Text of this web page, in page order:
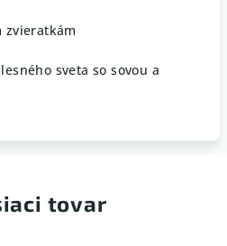
zvieratkám
sveta so sovou a
tovar